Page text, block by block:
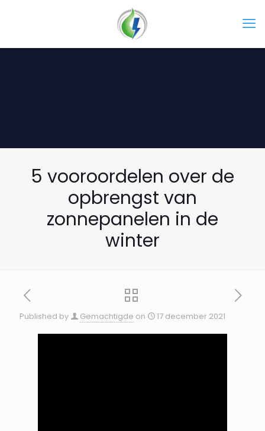
5 vooroordelen over de
opbrengst van
zonnepanelen in de
winter
Published by Gemachtigde on 17 december 2021